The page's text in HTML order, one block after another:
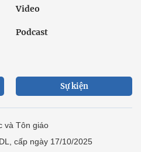
Video
Podcast
Sự kiện
và Tôn giáo
cấp ngày 17/10/2025